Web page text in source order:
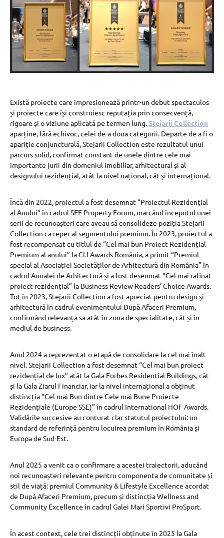
Există proiecte care impresionează printr-un debut spectaculos
și proiecte care își construiesc reputația prin consecvență,
rigoare și o viziune aplicată pe termen lung. Stejarii Collection
aparține, fără echivoc, celei de-a doua categorii. Departe de a fi o
apariție conjuncturală, Stejarii Collection este rezultatul unui
parcurs solid, confirmat constant de unele dintre cele mai
importante jurii din domeniul imobiliar, arhitectural și al
designului rezidențial, atât la nivel național, cât și internațional.
Încă din 2022, proiectul a fost desemnat “Proiectul Rezidențial
al Anului” în cadrul SEE Property Forum, marcând începutul unei
serii de recunoașteri care aveau să consolideze poziția Stejarii
Collection ca reper al segmentului premium. În 2023, proiectul a
fost recompensat cu titlul de “Cel mai bun Proiect Rezidențial
Premium al anului” la CIJ Awards România, a primit “Premiul
special al Asociației Societăților de Arhitectură din România” în
cadrul Anualei de Arhitectură și a fost desemnat “Cel mai rafinat
proiect rezidențial” la Business Review Readers’ Choice Awards.
Tot în 2023, Stejarii Collection a fost apreciat pentru design și
arhitectură în cadrul evenimentului După Afaceri Premium,
confirmând relevanța sa atât în zona de specialitate, cât și în
mediul de business.
Anul 2024 a reprezentat o etapă de consolidare la cel mai înalt
nivel. Stejarii Collection a fost desemnat “Cel mai bun proiect
rezidențial de lux” atât la Gala Forbes Residential Buildings, cât
și la Gala Ziarul Financiar, iar la nivel internațional a obținut
distincția “Cel mai Bun dintre Cele mai Bune Proiecte
Rezidențiale (Europe SSE)” în cadrul International HOF Awards.
Validările succesive au conturat clar statutul proiectului: un
standard de referință pentru locuirea premium în România și
Europa de Sud-Est.
Anul 2025 a venit ca o confirmare a acestei traiectorii, aducând
noi recunoașteri relevante pentru componenta de comunitate și
stil de viață: premiul Community & Lifestyle Excellence acordat
de După Afaceri Premium, precum și distincția Wellness and
Community Excellence în cadrul Galei Mari Sportivi ProSport.
În acest context, cele trei distincții obținute în 2025 la Gala